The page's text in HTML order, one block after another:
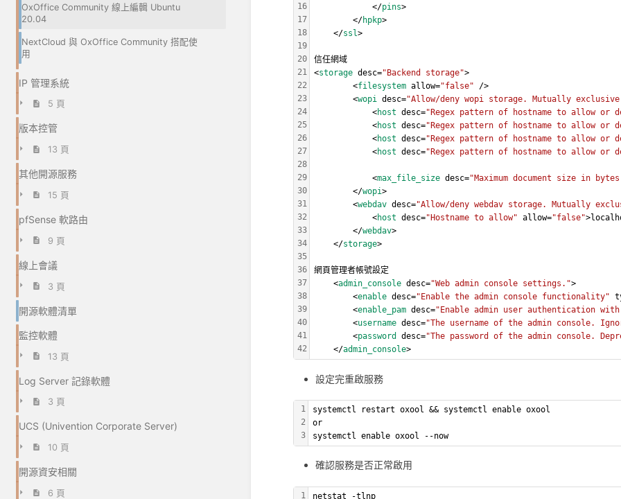
OxOffice Community 線上編輯 Ubuntu
20.04
NextCloud 與 OxOffice Community 搭配使
用
IP 管理系統
5 頁
版本控管
13 頁
其他開源服務
15 頁
pfSense 軟路由
9 頁
線上會議
3 頁
開源軟體清單
監控軟體
13 頁
Log Server 記錄軟體
3 頁
UCS (Univention Corporate Server)
10 頁
開源資安相關
6 頁
16
17
18
19
20
21
22
23
24
25
26
27
28
29
30
31
32
33
34
35
36
37
38
39
40
41
42
            </
pins>
        </
hpkp>
    </
ssl>
信任網域
<storage desc="Backend storage">
        <
filesystem allow="false" />
        <
wopi desc="Allow/deny wopi storage. Mutually
            <
host desc="Regex pattern of hostname to allow or
            <
host desc="Regex pattern of hostname to allow or
            <
host desc="Regex pattern of hostname to allow or
            <
host desc="Regex pattern of hostname to allow or
            <
max_file_size desc="Maximum document size in
        </
wopi>
        <
webdav desc="Allow/deny webdav storage. Mutually
            <
host desc="Hostname to allow" allow="false"
        </
webdav>
    </
storage>
網頁管理者帳號設定
    <
admin_console desc="Web admin console settings.">
        <
enable desc="Enable the admin console functionality"
        <
enable_pam desc="Enable admin user authentication with
        <
username desc="The username of the admin console.
        <
password desc="The password of the admin console.
    </
admin_console>
設定完重啟服務
1
2
3
systemctl restart oxool && systemctl enable oxool
or
systemctl enable oxool --now
確認服務是否正常啟用
1 netstat -tlnp